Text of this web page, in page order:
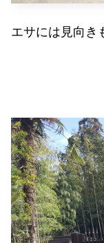
エサには見向き